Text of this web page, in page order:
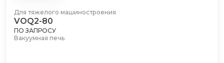
Для тяжелого машиностроения
VOQ2-80
ПО ЗАПРОСУ
Вакуумная печь